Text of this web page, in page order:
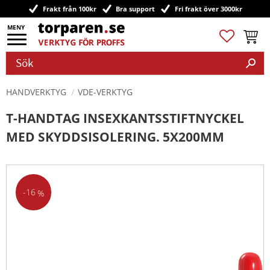
Meny
Frakt från 100kr Bra support Fri frakt över 3000kr
Favoriter
HANDVERKTYG VDE-VERKTYG
T-HANDTAG INSEXKANTSSTIFTNYCKEL
MED SKYDDSISOLERING. 5X200MM
16%